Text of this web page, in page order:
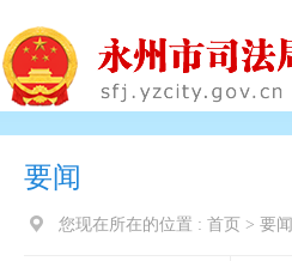
要闻
您现在所在的位置 : 首页 > 要闻